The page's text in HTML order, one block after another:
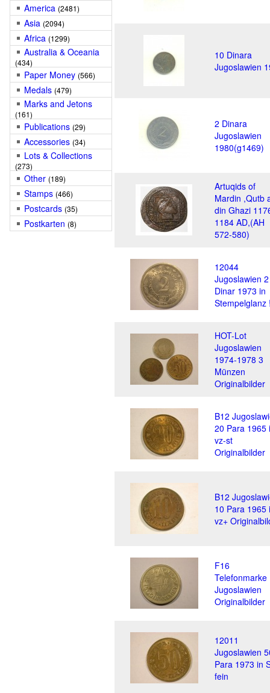
America (2481)
Asia (2094)
Africa (1299)
Australia & Oceania
(434)
Paper Money (566)
Medals (479)
Marks and Jetons
(161)
Publications (29)
Accessories (34)
Lots & Collections
(273)
Other (189)
Stamps (466)
Postcards (35)
Postkarten (8)
10 Dinara
Jugoslawien
2 Dinara
Jugoslawien
1980(g1469)
Artuqids of
Mardin ,Qutb
din Ghazi
1184 AD,(AH
572-580)
12044
Jugoslawien 2
Dinar 1973 in
Stempelglanz
HOT-Lot
Jugoslawien
1974-1978 3
Münzen
Originalbilder
B12
20 Para 1965
vz-st
Originalbilder
B12
10 Para 1965
vz+
F16
Telefonmarke
Jugoslawien
Originalbilder
12011
Jugoslawien
Para 1973 in
fein